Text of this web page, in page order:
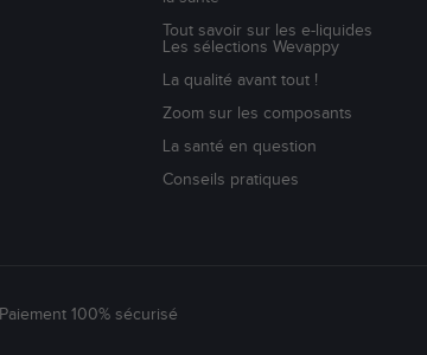
Tout savoir sur les e-liquides
Les sélections Wevappy
La qualité avant tout !
Zoom sur les composants
La santé en question
Conseils pratiques
Paiement 100% sécurisé